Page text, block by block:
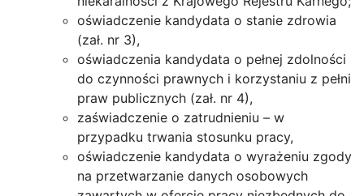
oświadczenie kandydata o stanie zdrowia
(zał. nr 3),
oświadczenia kandydata o pełnej zdolności
do czynności prawnych i korzystaniu z pełni
praw publicznych (zał. nr 4),
zaświadczenie o zatrudnieniu – w
przypadku trwania stosunku pracy,
oświadczenie kandydata o wyrażeniu zgody
na przetwarzanie danych osobowych